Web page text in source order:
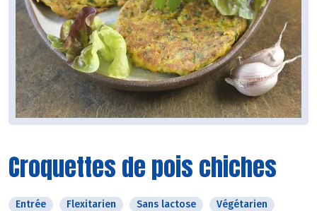
Croquettes de pois chiches
Entrée Flexitarien Sans lactose Végétarien